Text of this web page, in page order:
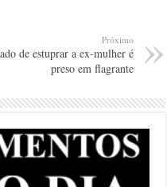
Próximo
de estuprar a ex-mulher é
preso em flagrante